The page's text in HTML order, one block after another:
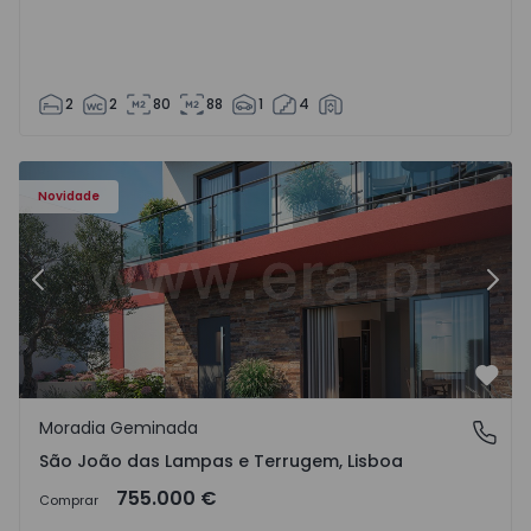
2 2 80 88 1 4
Novidade
Anterior
São João das Lampas e Terrugem, Lisboa
Moradia Geminada
São João das Lampas e Terrugem, Lisboa
Comprar 755.000 €